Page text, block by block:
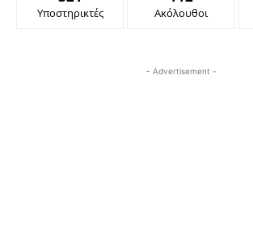
Υποστηρικτές Ακόλουθοι
- Advertisement -